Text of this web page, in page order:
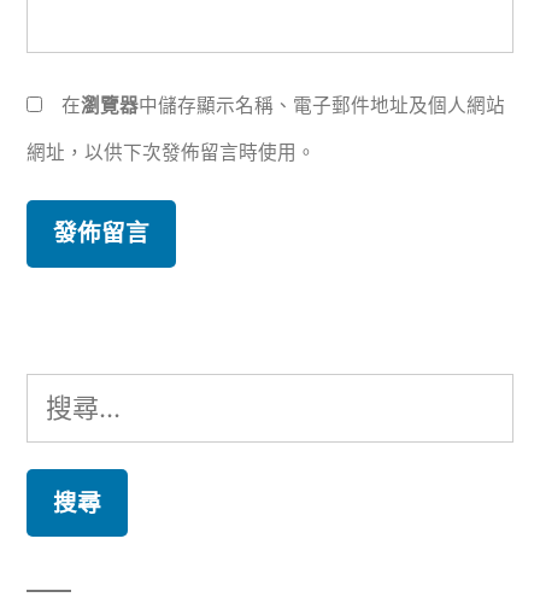
在瀏覽器中儲存顯示名稱、電子郵件地址及個人網站
網址，以供下次發佈留言時使用。
搜
尋
鍵
字: